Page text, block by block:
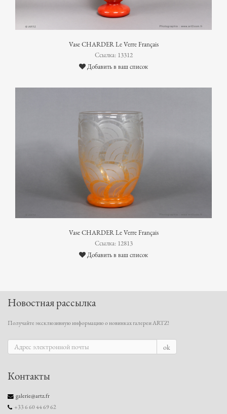
Vase CHARDER Le Verre Français
Ссылка: 13312
Добавить в ваш список
Vase CHARDER Le Verre Français
Ссылка: 12813
Добавить в ваш список
Новостная рассылка
Получайте эксклюзивную информацию о новинках галереи ARTZ!
ok
Контакты
galerie@artz.fr
+33 6 60 44 69 62